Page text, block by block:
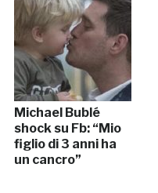
Michael Bublé
shock su Fb: “Mio
figlio di 3 anni ha
un cancro”